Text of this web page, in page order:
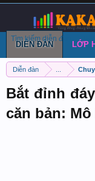
Diễn đàn
Bắt đỉnh
căn bản:
DIỄN ĐÀN
Tìm kiếm diễn đàn
LỚP